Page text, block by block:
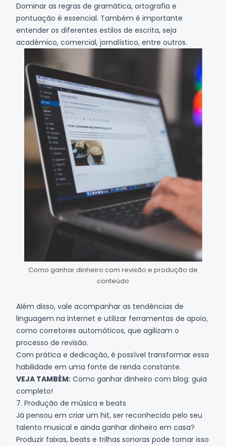
Dominar as regras de gramática, ortografia e
pontuação é essencial. Também é importante
entender os diferentes estilos de escrita, seja
acadêmico, comercial, jornalístico, entre outros.
Como ganhar dinheiro com revisão e produção de
conteúdo
Além disso, vale acompanhar as tendências de
linguagem na internet e utilizar ferramentas de apoio,
como corretores automáticos, que agilizam o
processo de revisão.
Com prática e dedicação, é possível transformar essa
habilidade em uma fonte de renda constante.
VEJA TAMBÉM: Como ganhar dinheiro com blog: guia
completo!
7. Produção de música e beats
Já pensou em criar um hit, ser reconhecido pelo seu
talento musical e ainda ganhar dinheiro em casa?
Produzir faixas, beats e trilhas sonoras pode tornar isso